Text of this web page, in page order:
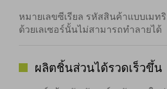
หมายเลขซีเรียล รหัสสินค้าแบบเมท
ด้วยเลเซอร์นั้นไม่สามารถทำลายได้
ผลิตชิ้นส่วนได้รวดเร็วขึ้น